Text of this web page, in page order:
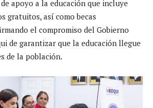
apoyo a la educación que incluye
gratuitos, así como becas
el compromiso del Gobierno
de garantizar que la educación llegue
de la población.